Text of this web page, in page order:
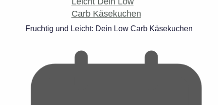
Fruchtig und Leicht: Dein Low Carb Käsekuchen